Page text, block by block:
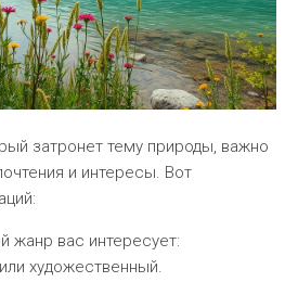
затронет тему природы, важно
и интересы. Вот
жанр вас интересует:
художественный.